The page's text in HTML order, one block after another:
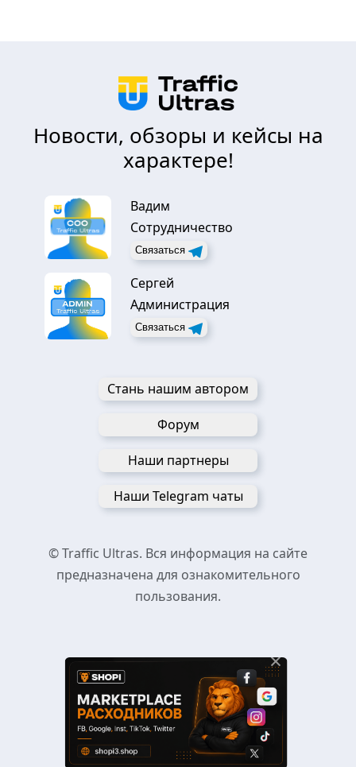
Новости, обзоры и кейсы на
характере!
Вадим
Сотрудничество
Связаться
Сергей
Администрация
Связаться
Стань нашим автором
Форум
Наши партнеры
Наши Telegram чаты
© Traffic Ultras. Вся информация на сайте
предназначена для ознакомительного
пользования.
×